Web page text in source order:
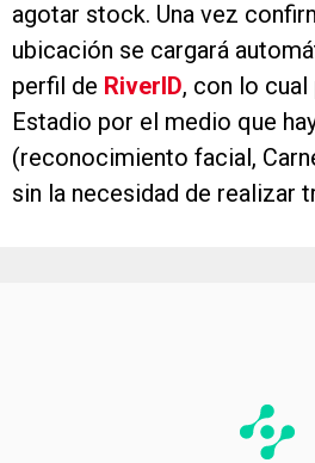
agotar stock. Una vez
ubicación se cargará
perfil de RiverID, con lo cual
Estadio por el medio que
(reconocimiento facial,
sin la necesidad de realizar